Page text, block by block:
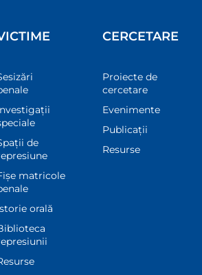
de
matricole
orală
CERCETARE
Proiecte de
cercetare
Evenimente
Publicații
Resurse